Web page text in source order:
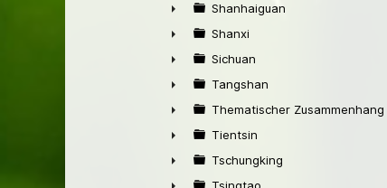
►
Shanhaiguan
►
Shanxi
►
Sichuan
►
Tangshan
►
Thematischer Zusammenhang
►
Tientsin
Tschungking